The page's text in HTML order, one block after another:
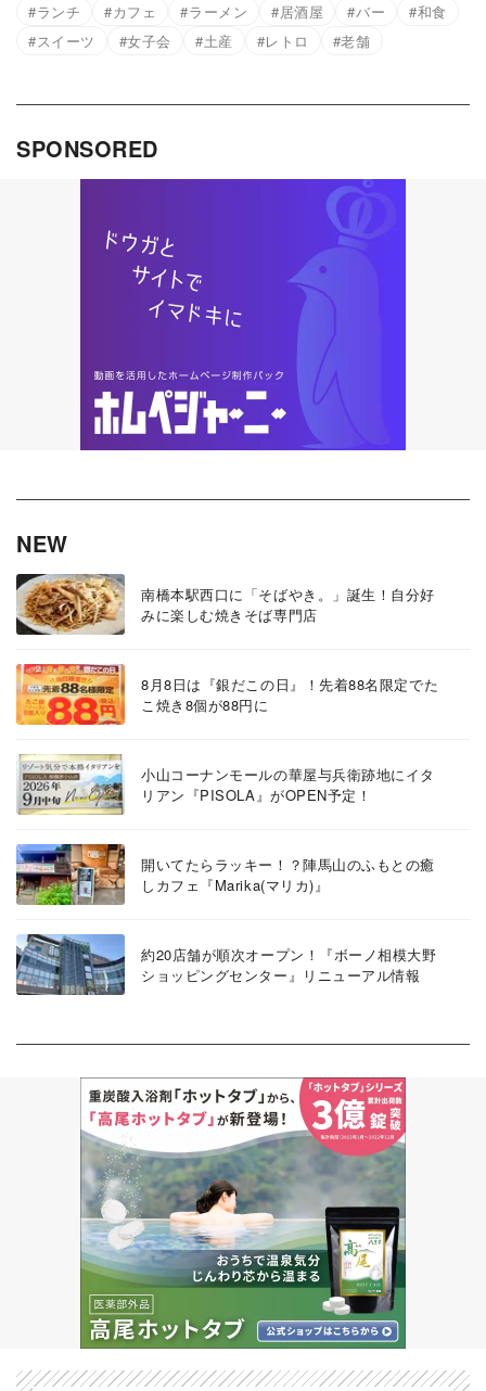
ランチ カフェ ラーメン 居酒屋 バー
和食
スイーツ
女子会 土産 レトロ 老舗
SPONSORED
NEW
南橋本駅西口に「そばやき。」誕生！自分好
みに楽しむ焼きそば専門店
8月8日は『銀だこの日』！先着88名限定でた
こ焼き8個が88円に
小山コーナンモールの華屋与兵衛跡地にイタ
リアン『PISOLA』がOPEN予定！
開いてたらラッキー！？陣馬山のふもとの癒
しカフェ『Marika(マリカ)』
約20店舗が順次オープン！『ボーノ相模大野
ショッピングセンター』リニューアル情報